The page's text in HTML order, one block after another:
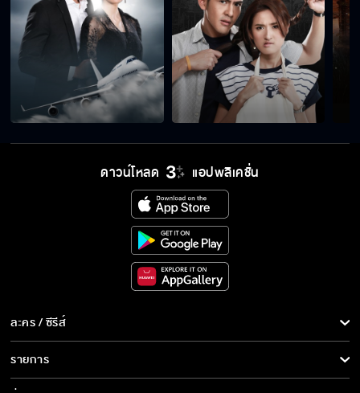
ดาวน์โหลด แอปพลิเคชั่น
ละคร / ซีรีส์
ละคร/ซีรีส์
ซีรีส์นานาชาติ
รายการ
รายการทั้งหมด